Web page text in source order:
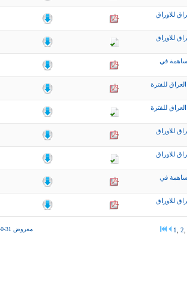
للاوراق
للاوراق
في
للفترة
للفترة
للاوراق
للاوراق
في
للاوراق
معروض 31-40 من 216 نتيجة 1 2